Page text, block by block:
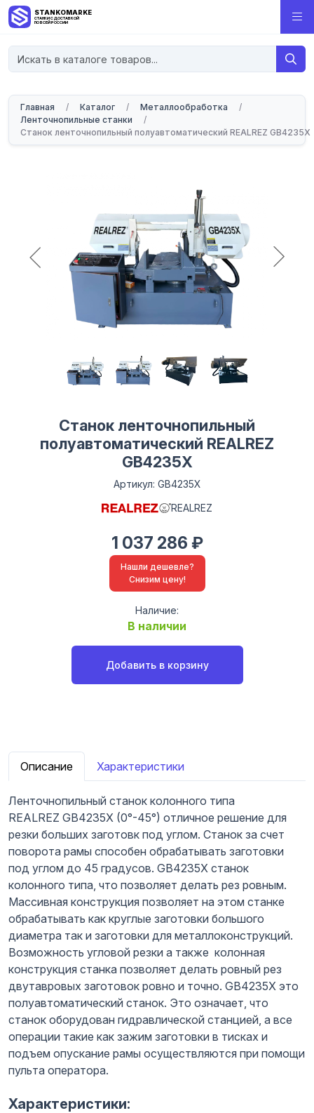
STANKOMARKET
СТАНКИ С ДОСТАВКОЙ
ПО ВСЕЙ РОССИИ
Главная / Каталог / Металлообработка
/
Ленточнопильные станки
/
Станок ленточнопильный полуавтоматический REALREZ GB4235X
Станок ленточнопильный
полуавтоматический REALREZ
GB4235X
Артикул: GB4235X
REALREZ
1 037 286 ₽
Нашли дешевле?
Снизим цену!
Наличие:
В наличии
Добавить в корзину
Описание Характеристики
Ленточнопильный станок колонного типа
REALREZ GB4235X (0°-45°) отличное решение для
резки больших заготовк под углом. Станок за счет
поворота рамы способен обрабатывать заготовки
под углом до 45 градусов. GB4235X станок
колонного типа, что позволяет делать рез ровным.
Массивная конструкция позволяет на этом станке
обрабатывать как круглые заготовки большого
диаметра так и заготовки для металлоконструкций.
Возможность угловой резки а также колонная
конструкция станка позволяет делать ровный рез
двутавровых заготовок ровно и точно. GB4235X это
полуавтоматический станок. Это означает, что
станок оборудован гидравлической станцией, а все
операции такие как зажим заготовки в тисках и
подъем опускание рамы осуществляются при помощи
пульта оператора.
Характеристики: